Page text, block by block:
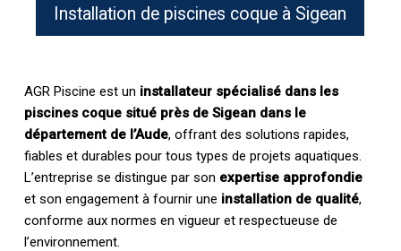
Installation de piscines coque à Sigean
AGR Piscine est un installateur spécialisé dans les
piscines coque situé près de Sigean dans le
département de l’Aude, offrant des solutions rapides,
fiables et durables pour tous types de projets aquatiques.
L’entreprise se distingue par son expertise approfondie
et son engagement à fournir une installation de qualité,
conforme aux normes en vigueur et respectueuse de
l’environnement.